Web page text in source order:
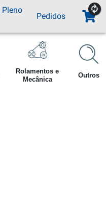
Pleno
Pedidos
Rolamentos e
Mecânica
Outros